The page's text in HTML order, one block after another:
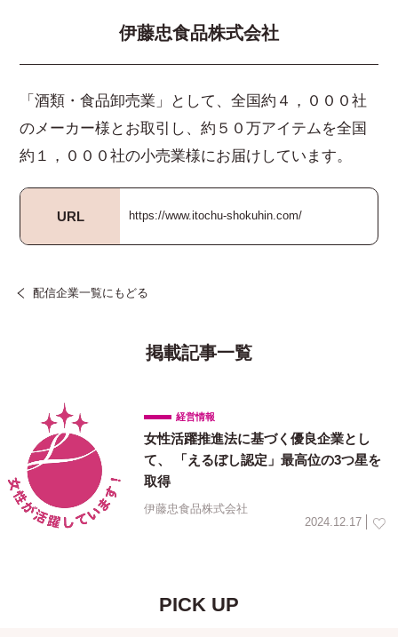
伊藤忠食品株式会社
「酒類・食品卸売業」として、全国約４，０００社
のメーカー様とお取引し、約５０万アイテムを全国
約１，０００社の小売業様にお届けしています。
URL https://www.itochu-shokuhin.com/
配信企業一覧にもどる
掲載記事一覧
経営情報
女性活躍推進法に基づく優良企業とし
て、 「えるぼし認定」最高位の3つ星を
取得
伊藤忠食品株式会社
2024.12.17
PICK UP